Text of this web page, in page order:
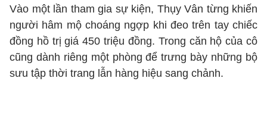
Vào một lần tham gia sự kiện, Thụy Vân từng khiến
người hâm mộ choáng ngợp khi đeo trên tay chiếc
đồng hồ trị giá 450 triệu đồng. Trong căn hộ của cô
cũng dành riêng một phòng để trưng bày những bộ
sưu tập thời trang lẫn hàng hiệu sang chảnh.